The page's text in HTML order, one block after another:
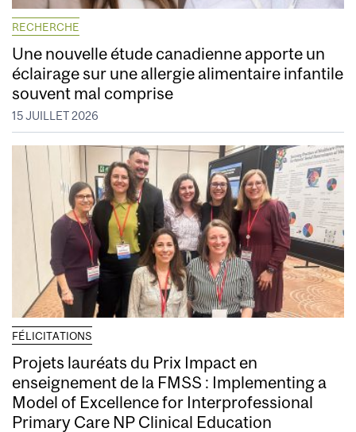
RECHERCHE
Une nouvelle étude canadienne apporte un
éclairage sur une allergie alimentaire infantile
souvent mal comprise
15 JUILLET 2026
FÉLICITATIONS
Projets lauréats du Prix Impact en
enseignement de la FMSS : Implementing a
Model of Excellence for Interprofessional
Primary Care NP Clinical Education